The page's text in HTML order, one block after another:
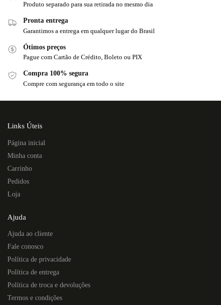
Produto separado para sua retirada no mesmo dia
Pronta entrega
Garantimos a entrega em qualquer lugar do Brasil
Ótimos preços
Pague com Cartão de Crédito, Boleto ou PIX
Compra 100% segura
Compre com segurança em todo o site
Links Úteis
Página inicial
Minha conta
Carrinho
Pedidos
Loja
Ajuda
Ajuda ao cliente
Fale conosco
Política de privacidade
Política de entrega
Política de troca e devoluções
Termos e condições